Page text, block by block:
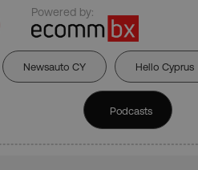
Powered by:
Newsauto CY Hello Cyprus
Podcasts